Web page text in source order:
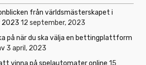
från världsmästerskapet i
2023 12 september, 2023
på när du ska välja en bettingplattform
3 april, 2023